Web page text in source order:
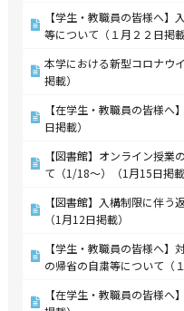
【学生・教職員の皆様へ
等について（１月２２日掲載
本学における新型コロナウ
掲載）
【在学生・教職員の皆様
日掲載）
【図書館】オンライン授
て（1/18～）（1月15日掲載
【図書館】入構制限に伴
（1月12日掲載）
【学生・教職員の皆様へ
の帰省の自粛等について（
【在学生・教職員の皆様